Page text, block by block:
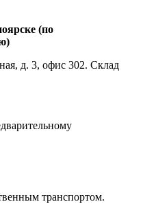
(по
д. 3, офис 302. Склад
транспортом.